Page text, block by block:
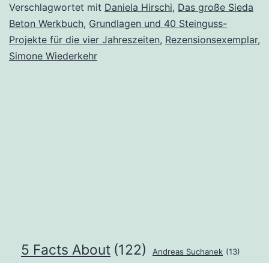
Grundlagen
und
und
Verschlagwortet mit Daniela Hirschi, Das große Sieda
Beton Werkbuch, Grundlagen und 40 Steinguss-
Projekte für die vier Jahreszeiten, Rezensionsexemplar,
Simone Wiederkehr
5 Facts About (122) Andreas Suchanek (13)